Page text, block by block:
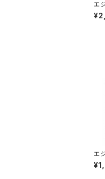
エ
型
エ
ロ